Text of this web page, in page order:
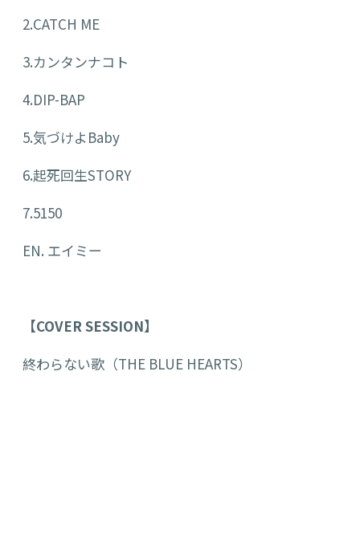
2.CATCH ME
3.カンタンナコト
4.DIP-BAP
5.気づけよBaby
6.起死回生STORY
7.5150
EN. エイミー
【COVER SESSION】
終わらない歌（THE BLUE HEARTS）